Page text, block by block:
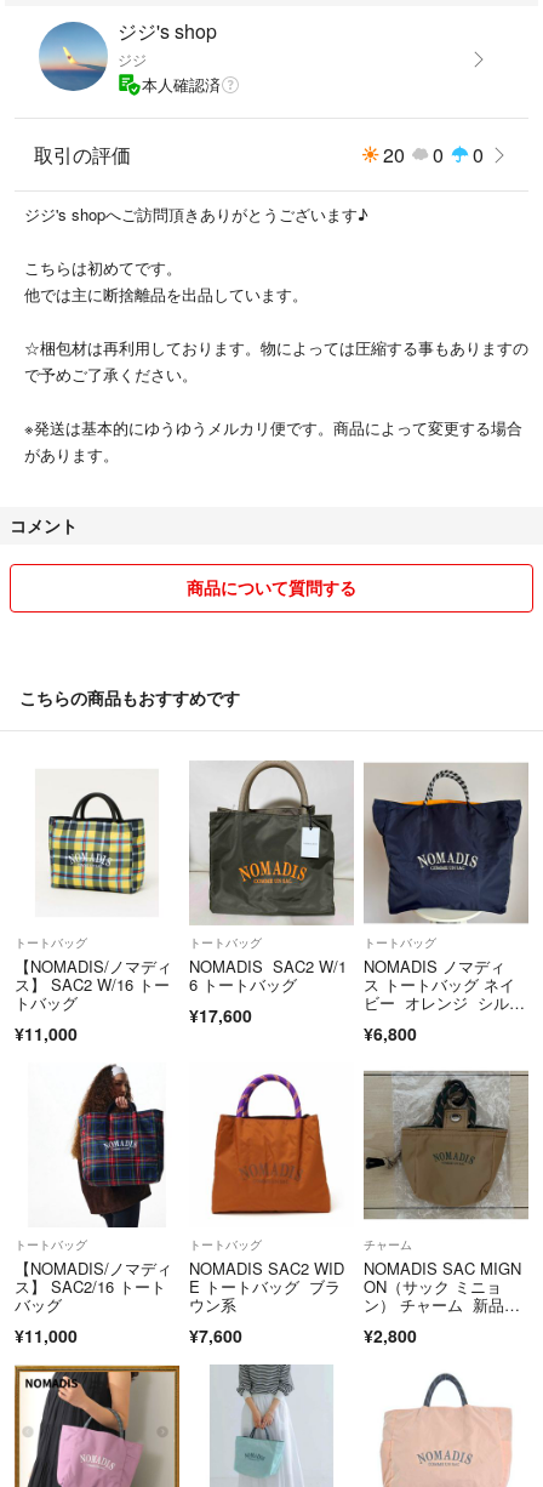
ジジ's shop
ジジ
本人確認済
取引の評価 20 0 0
ジジ's shopへご訪問頂きありがとうございます♪
こちらは初めてです。
他では主に断捨離品を出品しています。
☆梱包材は再利用しております。物によっては圧縮する事もありますの
で予めご了承ください。
※発送は基本的にゆうゆうメルカリ便です。商品によって変更する場合
があります。
コメント
商品について質問する
こちらの商品もおすすめです
トートバッグ
【NOMADIS/ノマディ
ス】 SAC2 W/16 トー
トバッグ
¥11,000
トートバッグ
NOMADIS SAC2 W/1
6 トートバッグ
¥17,600
トートバッグ
NOMADIS ノマディ
ス トートバッグ ネイ
ビー オレンジ シルバ
¥6,800
トートバッグ
【NOMADIS/ノマディ
ス】 SAC2/16 トート
バッグ
¥11,000
トートバッグ
NOMADIS SAC2 WID
E トートバッグ ブラ
ウン系
¥7,600
チャーム
NOMADIS SAC MIGN
ON（サック ミニョ
ン） チャーム 新品未
¥2,800